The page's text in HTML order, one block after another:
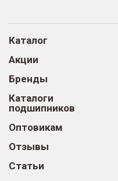
Каталог
Акции
Бренды
Каталоги
подшипников
Оптовикам
Отзывы
Статьи